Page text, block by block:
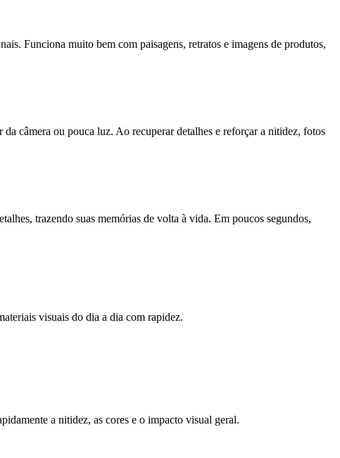
Funciona muito bem com paisagens, retratos e imagens de produtos,
câmera ou pouca luz. Ao recuperar detalhes e reforçar a nitidez, fotos
trazendo suas memórias de volta à vida. Em poucos segundos,
visuais do dia a dia com rapidez.
a nitidez, as cores e o impacto visual geral.